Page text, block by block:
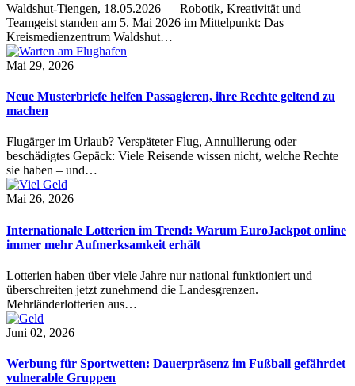
Waldshut-Tiengen, 18.05.2026 — Robotik, Kreativität und
Teamgeist standen am 5. Mai 2026 im Mittelpunkt: Das
Kreismedienzentrum Waldshut…
Mai 29, 2026
Neue Musterbriefe helfen Passagieren, ihre Rechte geltend zu
machen
Flugärger im Urlaub? Verspäteter Flug, Annullierung oder
beschädigtes Gepäck: Viele Reisende wissen nicht, welche Rechte
sie haben – und…
Mai 26, 2026
Internationale Lotterien im Trend: Warum EuroJackpot online
immer mehr Aufmerksamkeit erhält
Lotterien haben über viele Jahre nur national funktioniert und
überschreiten jetzt zunehmend die Landesgrenzen.
Mehrländerlotterien aus…
Juni 02, 2026
Werbung für Sportwetten: Dauerpräsenz im Fußball gefährdet
vulnerable Gruppen